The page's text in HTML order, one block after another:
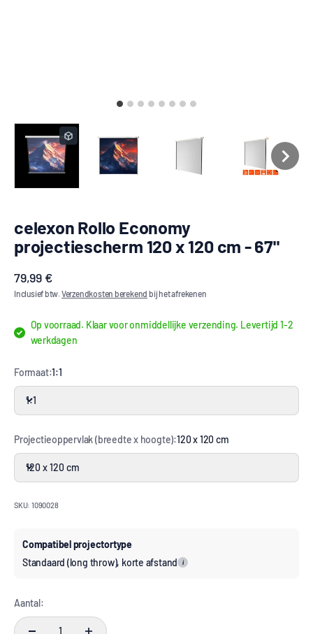
celexon Rollo Economy
projectiescherm 120 x 120 cm - 67"
Aanbiedingsprijs
79,99 €
Inclusief btw. Verzendkosten berekend bij het afrekenen
Op voorraad. Klaar voor onmiddellijke verzending. Levertijd 1-2
werkdagen
Formaat:1:1
1:1
Projectieoppervlak (breedte x hoogte):120 x 120 cm
120 x 120 cm
SKU: 1090028
Compatibel projectortype
Standaard (long throw), korte afstand
i
Aantal: